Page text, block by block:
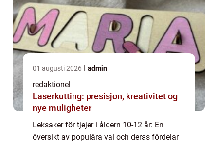
01 augusti 2026 admin
redaktionel
Laserkutting: presisjon, kreativitet og
nye muligheter
Leksaker för tjejer i åldern 10-12 år: En
översikt av populära val och deras fördelar